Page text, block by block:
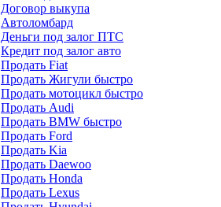
Договор выкупа
Автоломбард
Деньги под залог ПТС
Кредит под залог авто
Продать Fiat
Продать Жигули быстро
Продать мотоцикл быстро
Продать Audi
Продать BMW быстро
Продать Ford
Продать Kia
Продать Daewoo
Продать Honda
Продать Lexus